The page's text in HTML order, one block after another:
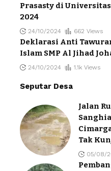
Prasasty di
2024
24/10/2024 662 Views
Deklarasi Anti
Islam SMP Al Jihad
24/10/2024 1.1k Views
Seputar Desa
Jalan
Tak
05/08/